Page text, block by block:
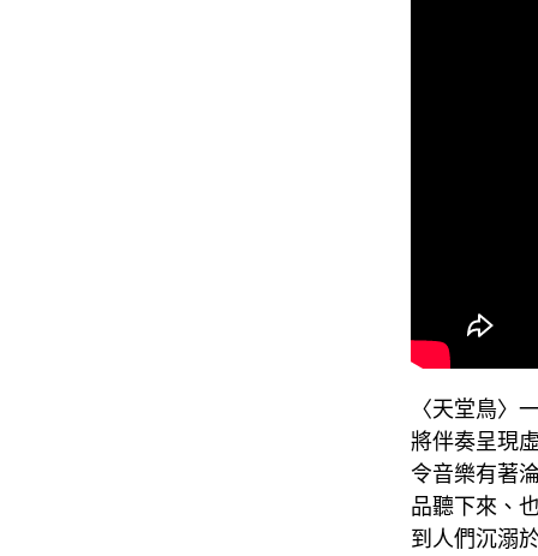
〈天堂鳥〉
將伴奏呈現
令音樂有著
品聽下來、
到人們沉溺